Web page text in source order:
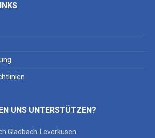
UNS UNTERSTÜTZEN?
Gladbach-Leverkusen